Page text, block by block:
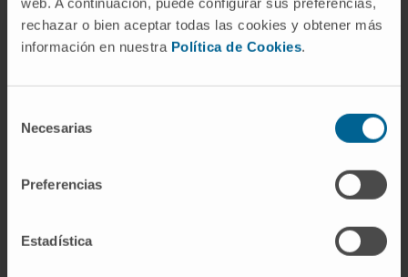
rechazar o bien aceptar todas las cookies y obtener más
información en nuestra Política de Cookies.
Necesarias
Preferencias
Estadística
O Departamento de
Navarra
em diversas técnicas de diagnóstico e